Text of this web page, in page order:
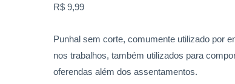
R$ 9,99
Punhal sem corte, comumente utilizado por
nos trabalhos, também utilizados para
oferendas além dos assentamentos.